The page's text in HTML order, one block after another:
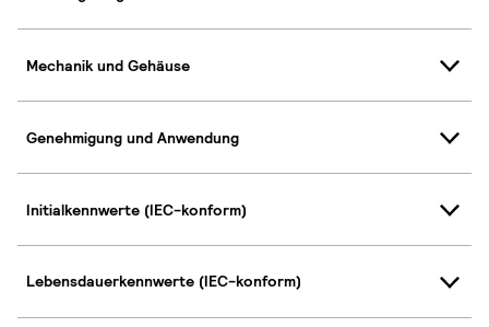
Mechanik und Gehäuse
Genehmigung und Anwendung
Initialkennwerte (IEC-konform)
Lebensdauerkennwerte (IEC-konform)